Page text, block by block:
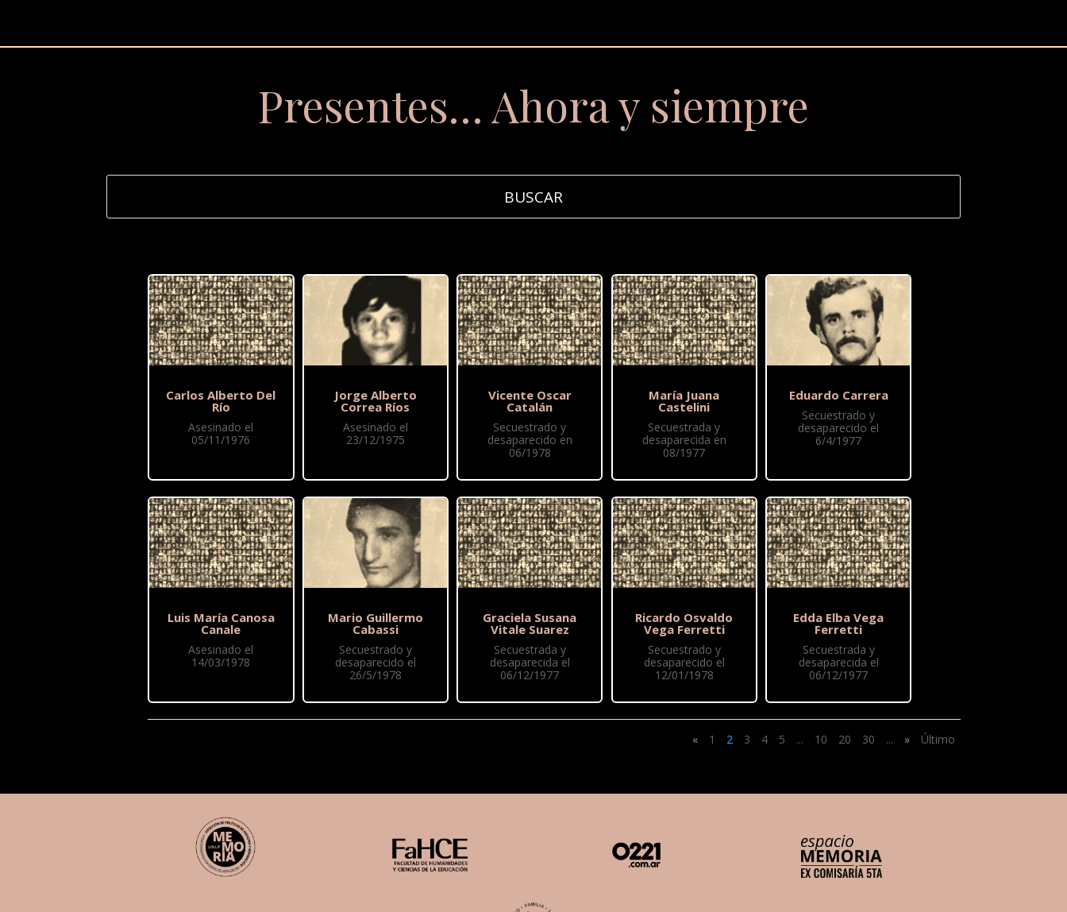
Presentes… Ahora y siempre
Carlos Alberto Del
Río
Asesinado el
05/11/1976
Luis María Canosa
Canale
Asesinado el
14/03/1978
Jorge Alberto
Correa Ríos
Asesinado el
23/12/1975
Mario Guillermo
Cabassi
Secuestrado y
desaparecido el
26/5/1978
Vicente Oscar
Catalán
Secuestrado y
desaparecido en
06/1978
Graciela Susana
Vitale Suarez
Secuestrada y
desaparecida el
06/12/1977
María Juana
Castelini
Secuestrada y
desaparecida en
08/1977
Ricardo Osvaldo
Vega Ferretti
Secuestrado y
desaparecido el
12/01/1978
Eduardo Carrera
Secuestrado y
desaparecido el
6/4/1977
Edda Elba Vega
Ferretti
Secuestrada y
desaparecida el
06/12/1977
« 1 2 3 4 5 ... 10 20 30 ... » Último